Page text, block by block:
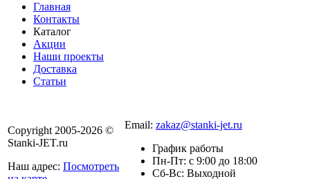
Главная
Контакты
Каталог
Акции
Наши проекты
Доставка
Статьи
Copyright 2005-2026 ©
Stanki-JET.ru
Наш адрес: Посмотреть
Email: zakaz@stanki-jet.ru
График работы
Пн-Пт: с 9:00 до 18:00
Сб-Вс: Выходной